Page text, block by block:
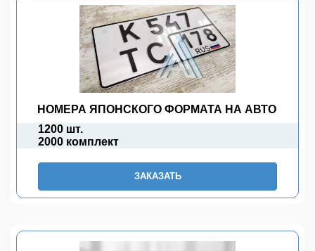
НОМЕРА ЯПОНСКОГО ФОРМАТА НА АВТО
1200 шт.
2000 комплект
ЗАКАЗАТЬ